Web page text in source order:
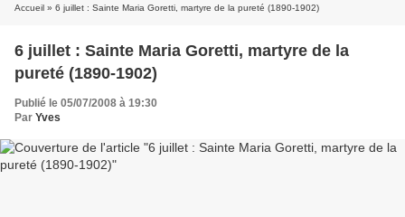
Accueil » 6 juillet : Sainte Maria Goretti, martyre de la pureté (1890-1902)
6 juillet : Sainte Maria Goretti, martyre de la
pureté (1890-1902)
Publié le 05/07/2008 à 19:30
Par Yves